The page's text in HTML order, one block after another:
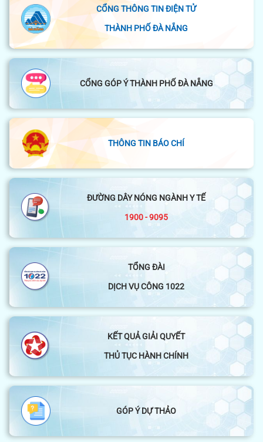
CỔNG THÔNG TIN ĐIỆN TỬ
THÀNH PHỐ ĐÀ NẴNG
CỔNG GÓP Ý THÀNH PHỐ ĐÀ NẴNG
THÔNG TIN BÁO CHÍ
ĐƯỜNG DÂY NÓNG NGÀNH Y TẾ
1900 - 9095
TỔNG ĐÀI
DỊCH VỤ CÔNG 1022
KẾT QUẢ GIẢI QUYẾT
THỦ TỤC HÀNH CHÍNH
GÓP Ý DỰ THẢO